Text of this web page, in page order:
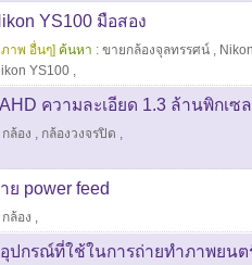
YS100 มือสอง
าพ อื่นๆ] ค้นหา : ขายกล้องจุลทรรศน์ ,
YS100 ,
ความละเอียด 1.3 ล้านพิกเซล
กล้อง , กล้องวงจรปิด ,
ย power feed
กล้อง ,
ปกรณ์ที่ใช้ในการถ่ายทำภาพยนต